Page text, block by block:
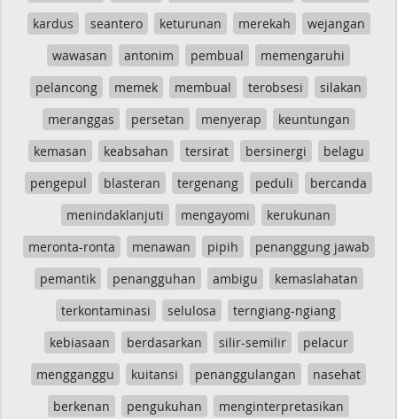
kardus seantero keturunan merekah
wejangan
wawasan
antonim pembual
memengaruhi
pelancong
memek membual terobsesi
silakan
meranggas
persetan menyerap
keuntungan
kemasan
keabsahan tersirat bersinergi
belagu
pengepul
blasteran tergenang peduli
bercanda
menindaklanjuti
mengayomi
kerukunan
meronta-ronta
menawan pipih
penanggung jawab
pemantik
penangguhan ambigu
kemaslahatan
terkontaminasi
selulosa
terngiang-ngiang
kebiasaan
berdasarkan silir-semilir
pelacur
mengganggu
kuitansi penanggulangan
nasehat
berkenan
pengukuhan menginterpretasikan